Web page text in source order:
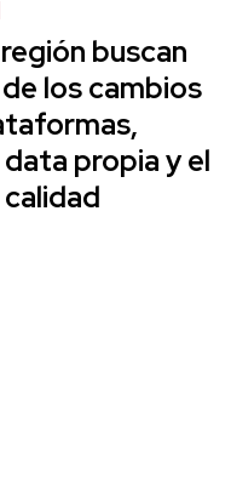
buscan
los cambios
propia y el